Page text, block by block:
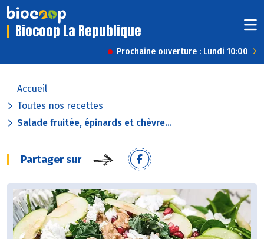
Biocoop La Republique
Prochaine ouverture : Lundi 10:00
Accueil
Toutes nos recettes
Salade fruitée, épinards et chèvre...
Partager sur